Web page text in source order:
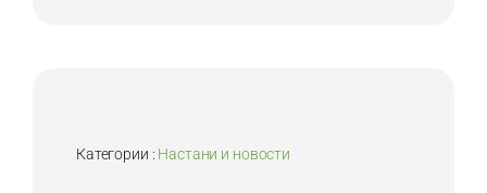
Категории : Настани и новости